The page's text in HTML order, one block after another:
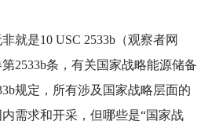
就是10 USC 2533b（观察者网
2533b条，有关国家战略能源储备
规定，所有涉及国家战略层面的
需求和开采，但哪些是“国家战